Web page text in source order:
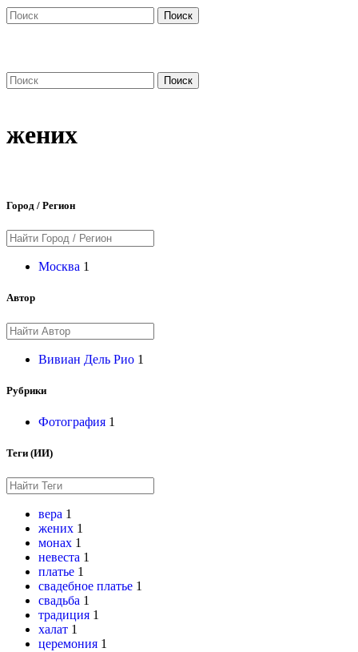
Поиск
Поиск
жених
Город / Регион
Москва 1
Автор
Вивиан Дель Рио 1
Рубрики
Фотография 1
Теги (ИИ)
вера 1
жених 1
монах 1
невеста 1
платье 1
свадебное платье 1
свадьба 1
традиция 1
халат 1
церемония 1